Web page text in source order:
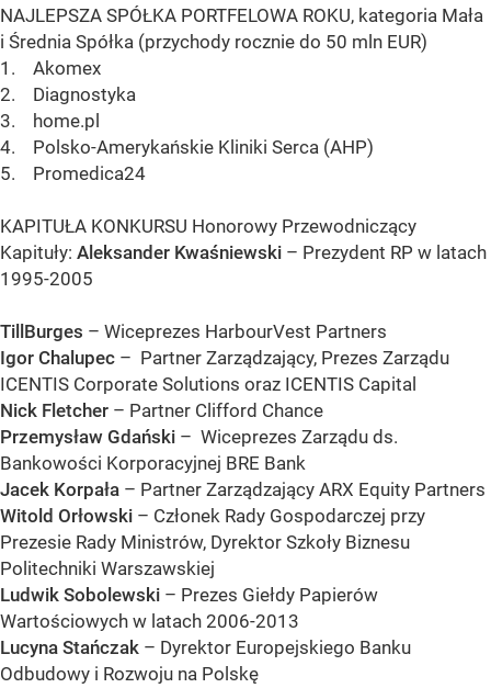
NAJLEPSZA SPÓŁKA PORTFELOWA ROKU, kategoria Mała
i Średnia Spółka (przychody rocznie do 50 mln EUR)
1. Akomex
2. Diagnostyka
3. home.pl
4. Polsko-Amerykańskie Kliniki Serca (AHP)
5. Promedica24
KAPITUŁA KONKURSU Honorowy Przewodniczący
Kapituły: Aleksander Kwaśniewski – Prezydent RP w latach
1995-2005
TillBurges – Wiceprezes HarbourVest Partners
Igor Chalupec – Partner Zarządzający, Prezes Zarządu
ICENTIS Corporate Solutions oraz ICENTIS Capital
Nick Fletcher – Partner Clifford Chance
Przemysław Gdański – Wiceprezes Zarządu ds.
Bankowości Korporacyjnej BRE Bank
Jacek Korpała – Partner Zarządzający ARX Equity Partners
Witold Orłowski – Członek Rady Gospodarczej przy
Prezesie Rady Ministrów, Dyrektor Szkoły Biznesu
Politechniki Warszawskiej
Ludwik Sobolewski – Prezes Giełdy Papierów
Wartościowych w latach 2006-2013
Lucyna Stańczak – Dyrektor Europejskiego Banku
Odbudowy i Rozwoju na Polskę